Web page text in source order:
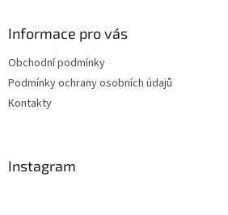
Informace pro vás
Obchodní podmínky
Podmínky ochrany osobních údajů
Kontakty
Instagram